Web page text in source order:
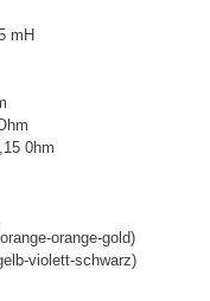
mH
0hm
orange-gold)
violett-schwarz)